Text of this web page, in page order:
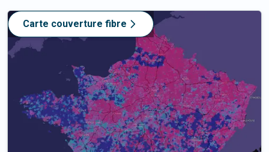
Carte couverture fibre